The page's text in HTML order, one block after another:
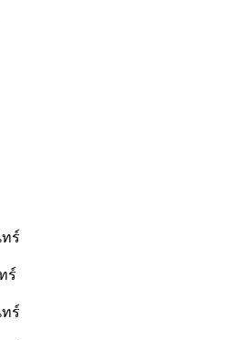
ร์
ร์
ร์